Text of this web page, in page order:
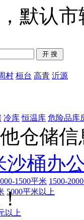
默认
村 桓台 高青 沂源
冷库 恒温库 危险品库
1500平米 1500-
5000平米以上
以上
仓储信
沙桶办